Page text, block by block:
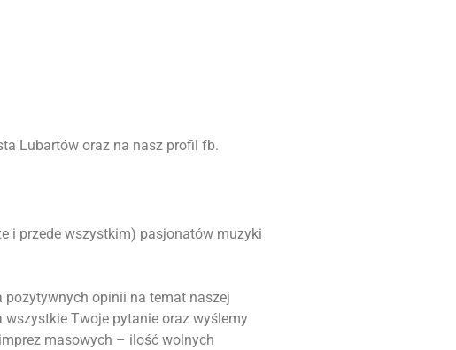
Lubartów oraz na nasz profil fb.
i przede wszystkim) pasjonatów muzyki
pozytywnych opinii na temat naszej
wszystkie Twoje pytanie oraz wyślemy
masowych – ilość wolnych